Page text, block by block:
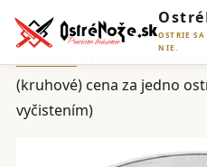
OSTRIE
NIE.
Domov/Služby brúsenia/
brúsenie/ Brúsenie nožov
(kruhové) cena za jedno
vyčistením)